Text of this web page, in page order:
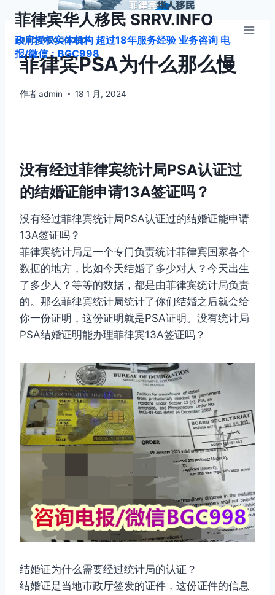
菲律宾华人移民 SRRV.INFO
政府授权实体机构 超过18年服务经验 业务咨询 电
报/微信：BGC998
UNCATEGORIZED
菲律宾PSA为什么那么慢
作者admin 18 1 月, 2024
没有经过菲律宾统计局PSA认证过
的结婚证能申请13A签证吗？
没有经过菲律宾统计局PSA认证过的结婚证能申请
13A签证吗？
菲律宾统计局是一个专门负责统计菲律宾国家各个
数据的地方，比如今天结婚了多少对人？今天出生
了多少人？等等的数据，都是由菲律宾统计局负责
的。那么菲律宾统计局统计了你们结婚之后就会给
你一份证明，这份证明就是PSA证明。没有统计局
PSA结婚证明能办理菲律宾13A签证吗？
结婚证为什么需要经过统计局的认证？
结婚证是当地市政厅签发的证件，这份证件的信息